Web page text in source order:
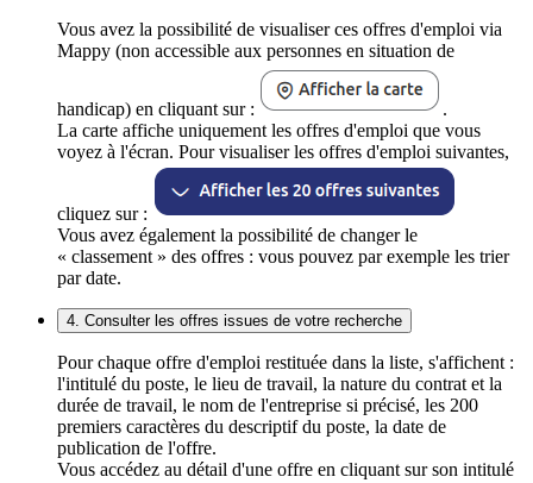
Vous avez la possibilité de visualiser ces offres d'emploi via
Mappy (non accessible aux personnes en situation de
handicap) en cliquant sur :
.
La carte affiche uniquement les offres d'emploi que vous
voyez à l'écran. Pour visualiser les offres d'emploi suivantes,
cliquez sur :
Vous avez également la possibilité de changer le
« classement » des offres : vous pouvez par exemple les trier
par date.
4. Consulter les offres issues de votre recherche
Pour chaque offre d'emploi restituée dans la liste, s'affichent :
l'intitulé du poste, le lieu de travail, la nature du contrat et la
durée de travail, le nom de l'entreprise si précisé, les 200
premiers caractères du descriptif du poste, la date de
publication de l'offre.
Vous accédez au détail d'une offre en cliquant sur son intitulé